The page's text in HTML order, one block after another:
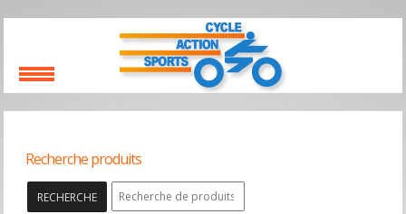
Recherche produits
RECHERCHE